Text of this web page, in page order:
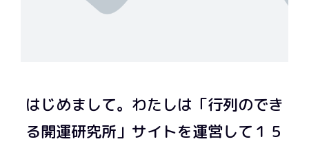
はじめまして。わたしは「行列のでき
る開運研究所」サイトを運営して１５